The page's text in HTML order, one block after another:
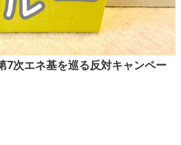
7次エネ基を巡る反対キャンペー